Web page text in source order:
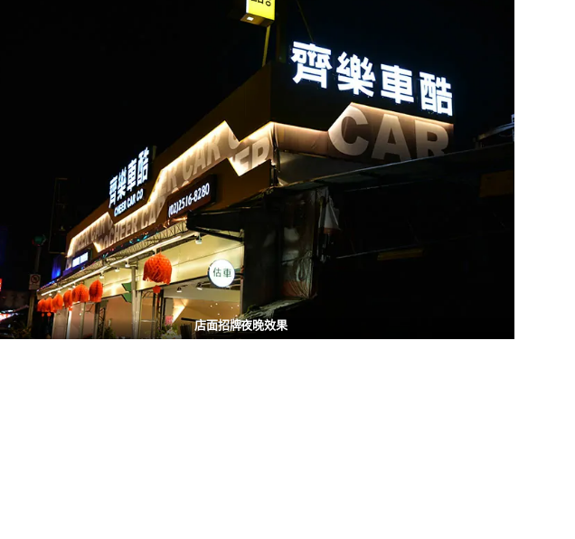
店面招牌夜晚效果